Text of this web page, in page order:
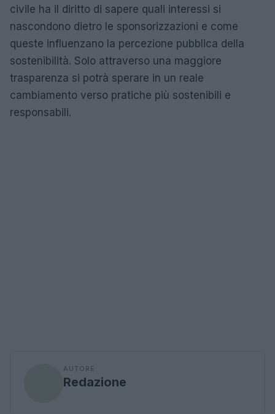
civile ha il diritto di sapere quali interessi si
nascondono dietro le sponsorizzazioni e come
queste influenzano la percezione pubblica della
sostenibilità. Solo attraverso una maggiore
trasparenza si potrà sperare in un reale
cambiamento verso pratiche più sostenibili e
responsabili.
AUTORE
Redazione